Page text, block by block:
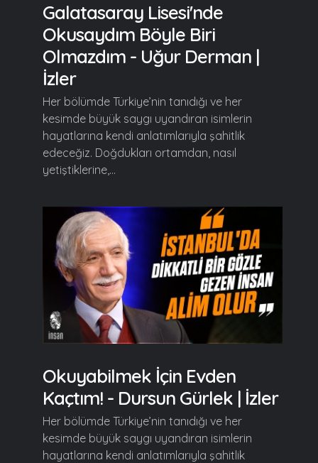
Galatasaray Lisesi'nde
Okusaydım Böyle Biri
Olmazdım - Uğur Derman |
İzler
Her bölümde Türkiye’nin tanıdığı ve her
kesimde büyük saygı uyandıran isimlerin
hayatlarına kendi anlatımlarıyla şahitlik
edeceğiz. Doğdukları ortamdan, nasıl
yetiştiklerine,...
Okuyabilmek İçin Evden
Kaçtım! - Dursun Gürlek | İzler
Her bölümde Türkiye’nin tanıdığı ve her
kesimde büyük saygı uyandıran isimlerin
hayatlarına kendi anlatımlarıyla şahitlik